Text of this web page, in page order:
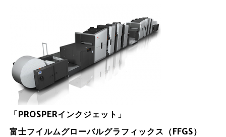
「PROSPERインクジェット」
富士フイルムグローバルグラフィックス（FFGS）